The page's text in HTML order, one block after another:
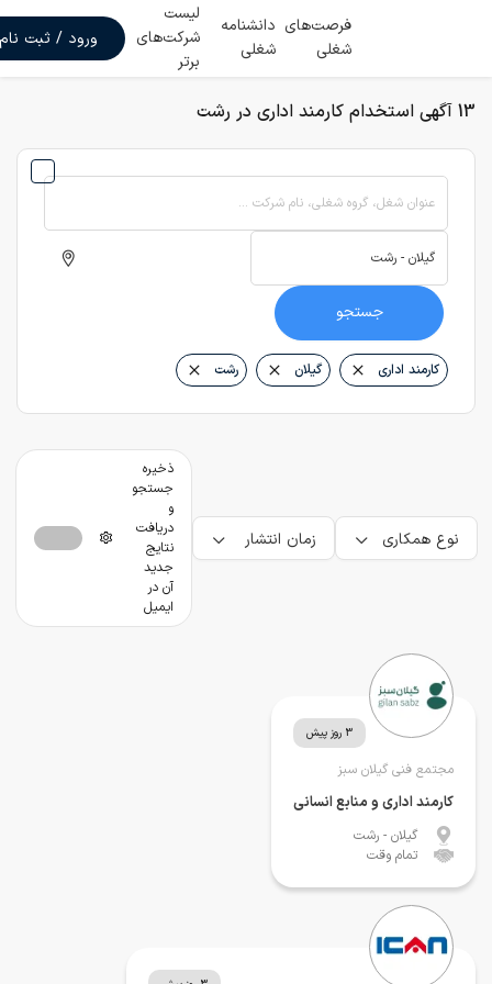
فرصت‌های
شغلی
دانشنامه
شغلی
لیست
شرکت‌های
برتر
ورود / ثبت نام
13 آگهی استخدام کارمند اداری در رشت
عنوان شغل، گروه شغلی، نام شرکت ...
جستجو
کارمند اداری گیلان رشت
نوع همکاری زمان انتشار
ذخیره
جستجو
و
دریافت
نتایج
جدید
آن در
ایمیل
3 روز پیش
مجتمع فنی گیلان سبز
کارمند اداری و منابع انسانی
گیلان - رشت
تمام وقت